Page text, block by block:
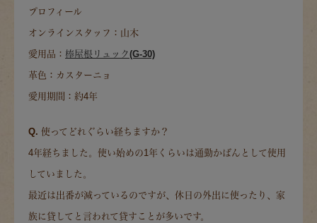
プロフィール
オンラインスタッフ：山木
愛用品： 棒屋根リュック(G-30)
革色：カスターニョ
愛用期間：約4年
Q. 使ってどれぐらい経ちますか？
4年経ちました。使い始めの1年くらいは通勤かばんとして使用
していました。
最近は出番が減っているのですが、休日の外出に使ったり、家
族に貸してと言われて貸すことが多いです。